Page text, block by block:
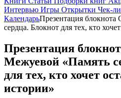
Интервью Игры Открытки Чек-
КалендарьПрезентация
сердца. Блокнот для тех, кто
Презентация
Межуевой «Память
для тех, кто хочет
истории»